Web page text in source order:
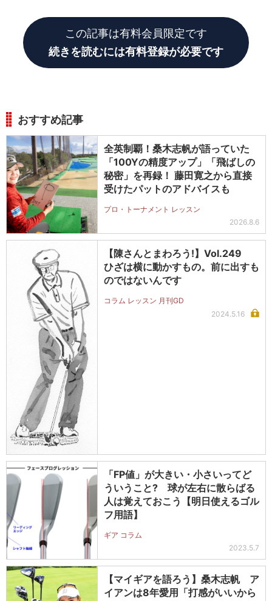
この記事は有料会員限定です
続きを読むには有料登録が必要です
おすすめ記事
全英制覇！桑木志帆が語っていた
「100Yの精度アップ」「飛ばしの
秘密」を再録！ 藤田寛之から直接
受けたパットのアドバイスも
プロ・トーナメント レッスン
2026.8.6
【陳さんとまわろう!】Vol.249
ひざは横に動かすもの。前に出すも
のではないんです
コラム レッスン 月刊GD
2024.5.16
「FP値」が大きい・小さいってど
ういうこと? 球が左右に散らばる
人は覚えておこう【明日使えるゴル
フ用語】
ギア コラム
2023.5.7
【マイギアを語ろう】桑木志帆 ア
イアンは8年愛用「打感がいいから